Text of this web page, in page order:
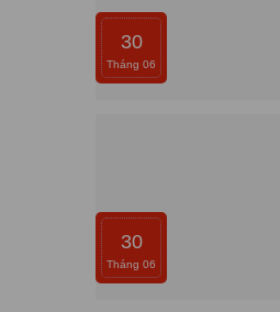
30
Tháng 06
30
Tháng 06